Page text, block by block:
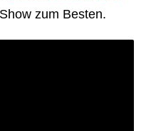
zum Besten.